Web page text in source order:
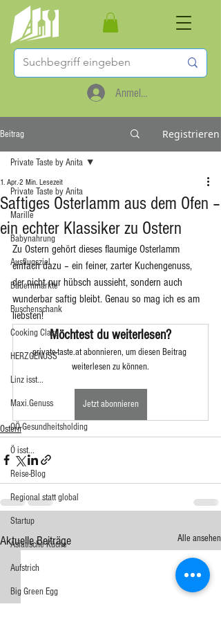
Anmelden
Beitrag Registrieren
Private Taste by Anita
Marille
Babynahrung
Ausflugsziel
Bauernmärkte
Buschenschank
Cooking Class
HERZGENUSS
Linz isst...
Maxi.Genuss
OÖ-Gesundheitsholding
Ö isst...
Reise-Blog
Regional statt global
Startup
Asiatische Küche
Aufstrich
Big Green Egg
Private Taste by Anita
Saftiges Osterlamm aus dem Ofen –
ein echter Klassiker zu Ostern
1. Apr.2 Min. Lesezeit
Zu Ostern gehört dieses flaumige Osterlamm
einfach dazu – ein feiner, zarter Kuchengenuss,
der nicht nur hübsch aussieht, sondern auch
wunderbar saftig bleibt. Genau so mag ich es am
liebsten!
Möchtest du weiterlesen?
private-taste.at abonnieren, um diesen Beitrag
weiterlesen zu können.
Jetzt abonnieren
Ostern
Aktuelle Beiträge Alle ansehen